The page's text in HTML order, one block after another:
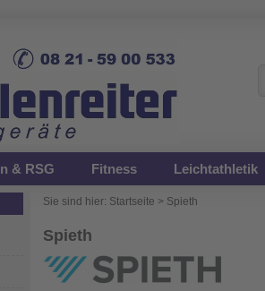
& RSG Fitness Leichtathletik
Sie sind hier: Startseite > Spieth
Spieth